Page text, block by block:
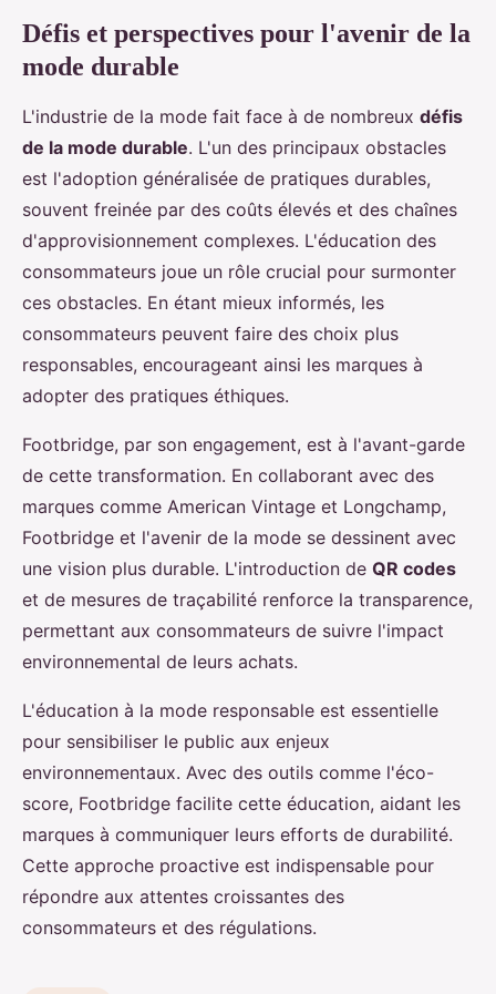
Défis et perspectives pour l'avenir de la
mode durable
L'industrie de la mode fait face à de nombreux défis
de la mode durable. L'un des principaux obstacles
est l'adoption généralisée de pratiques durables,
souvent freinée par des coûts élevés et des chaînes
d'approvisionnement complexes. L'éducation des
consommateurs joue un rôle crucial pour surmonter
ces obstacles. En étant mieux informés, les
consommateurs peuvent faire des choix plus
responsables, encourageant ainsi les marques à
adopter des pratiques éthiques.
Footbridge, par son engagement, est à l'avant-garde
de cette transformation. En collaborant avec des
marques comme American Vintage et Longchamp,
Footbridge et l'avenir de la mode se dessinent avec
une vision plus durable. L'introduction de QR codes
et de mesures de traçabilité renforce la transparence,
permettant aux consommateurs de suivre l'impact
environnemental de leurs achats.
L'éducation à la mode responsable est essentielle
pour sensibiliser le public aux enjeux
environnementaux. Avec des outils comme l'éco-
score, Footbridge facilite cette éducation, aidant les
marques à communiquer leurs efforts de durabilité.
Cette approche proactive est indispensable pour
répondre aux attentes croissantes des
consommateurs et des régulations.